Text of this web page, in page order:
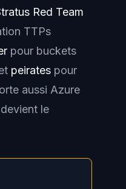
Red Team
TTPs
pour buckets
peirates pour
aussi Azure
le